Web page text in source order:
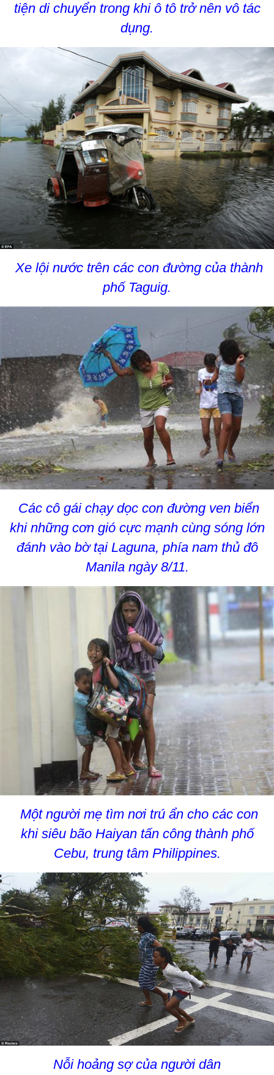
tiện di chuyển trong khi ô tô trở nên vô tác
dụng.
Xe lội nước trên các con đường của thành
phố Taguig.
Các cô gái chạy dọc con đường ven biển
khi những cơn gió cực mạnh cùng sóng lớn
đánh vào bờ tại Laguna, phía nam thủ đô
Manila ngày 8/11.
Một người mẹ tìm nơi trú ẩn cho các con
khi siêu bão Haiyan tấn công thành phố
Cebu, trung tâm Philippines.
Nỗi hoảng sợ của người dân